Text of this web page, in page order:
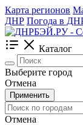
Карта регионов
ДНР Погода в
Каталог
Выберите город
Отмена
Применить
Отмена